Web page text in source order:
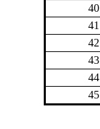
40
41
42
43
44
45